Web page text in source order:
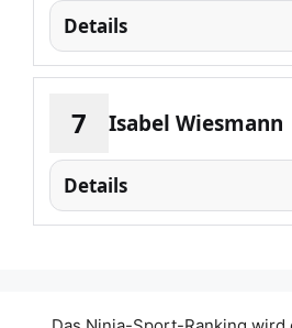
Details
7 Isabel Wiesmann
Details